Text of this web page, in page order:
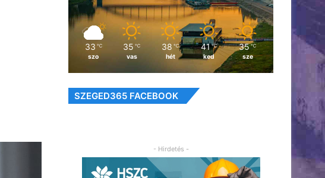
33 ℃
szo
35 ℃
vas
38 ℃
hét
41 ℃
ked
35 ℃
sze
SZEGED365 FACEBOOK
- Hirdetés -